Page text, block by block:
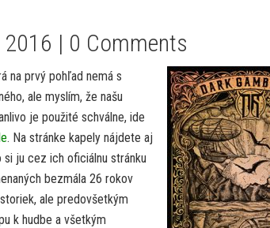
2016 | 0 Comments
na prvý pohľad nemá s
ale myslím, že našu
je použité schválne, ide
. Na stránke kapely nájdete aj
ju cez ich oficiálnu stránku
bezmála 26 rokov
ale predovšetkým
k hudbe a všetkým